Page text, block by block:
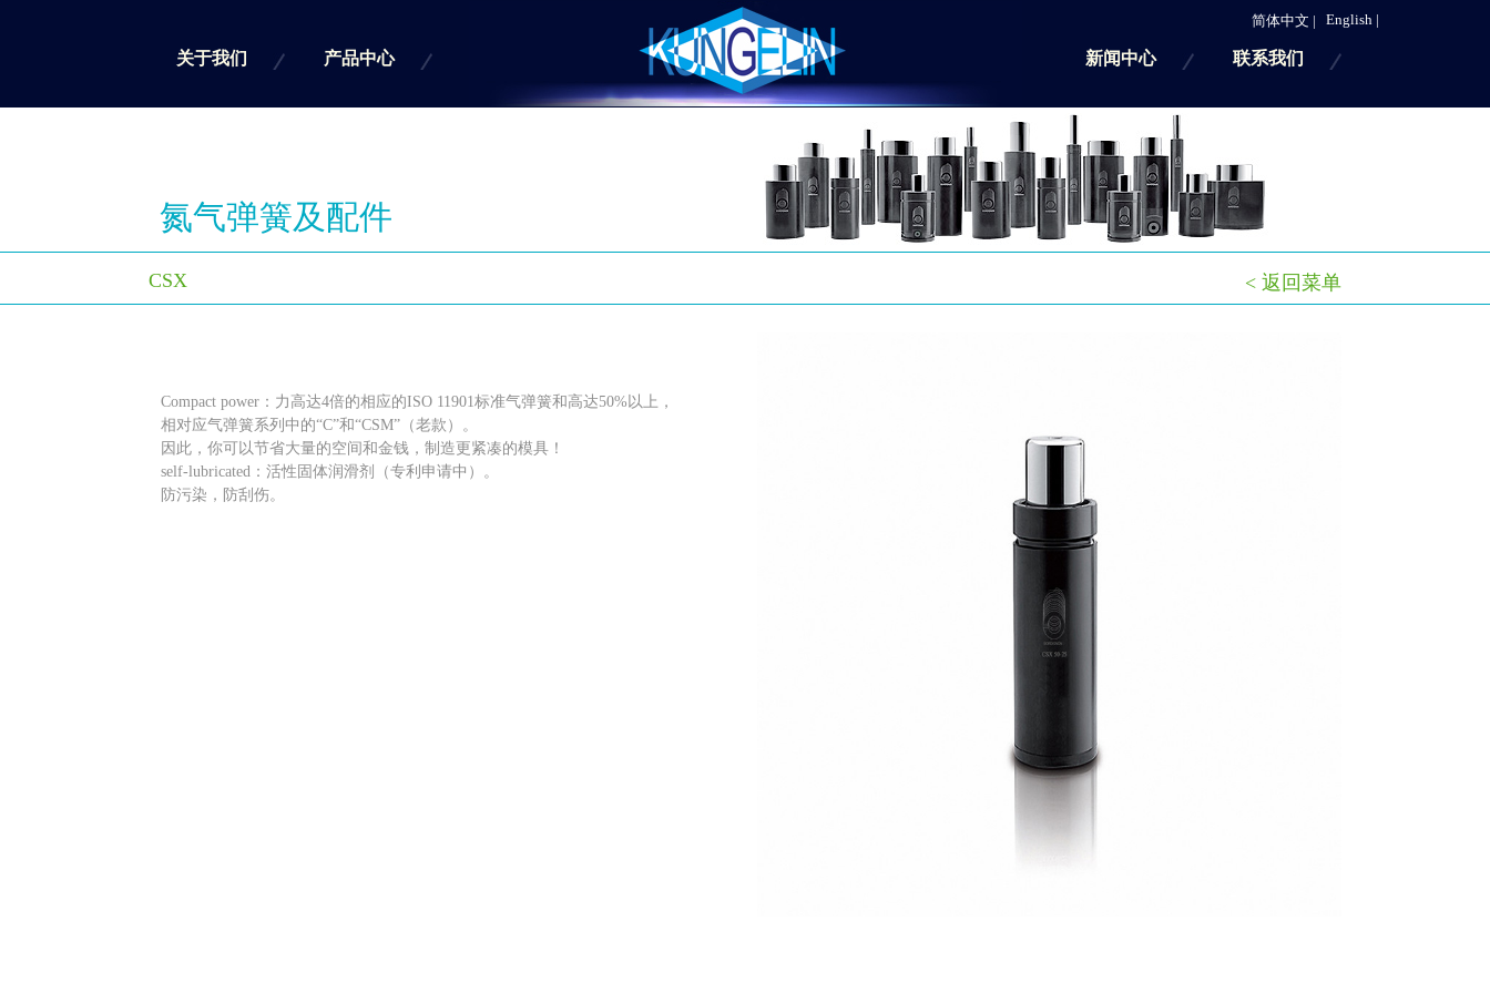
关于我们 产品中心
English |
简体中文 |
新闻中心 联系我们
氮气弹簧及配件
CSX < 返回菜单
Compact power：力高达4倍的相应的ISO 11901标准气弹簧和高达50%以上，
相对应气弹簧系列中的“C”和“CSM”（老款）。
因此，你可以节省大量的空间和金钱，制造更紧凑的模具！
self-lubricated：活性固体润滑剂（专利申请中）。
防污染，防刮伤。